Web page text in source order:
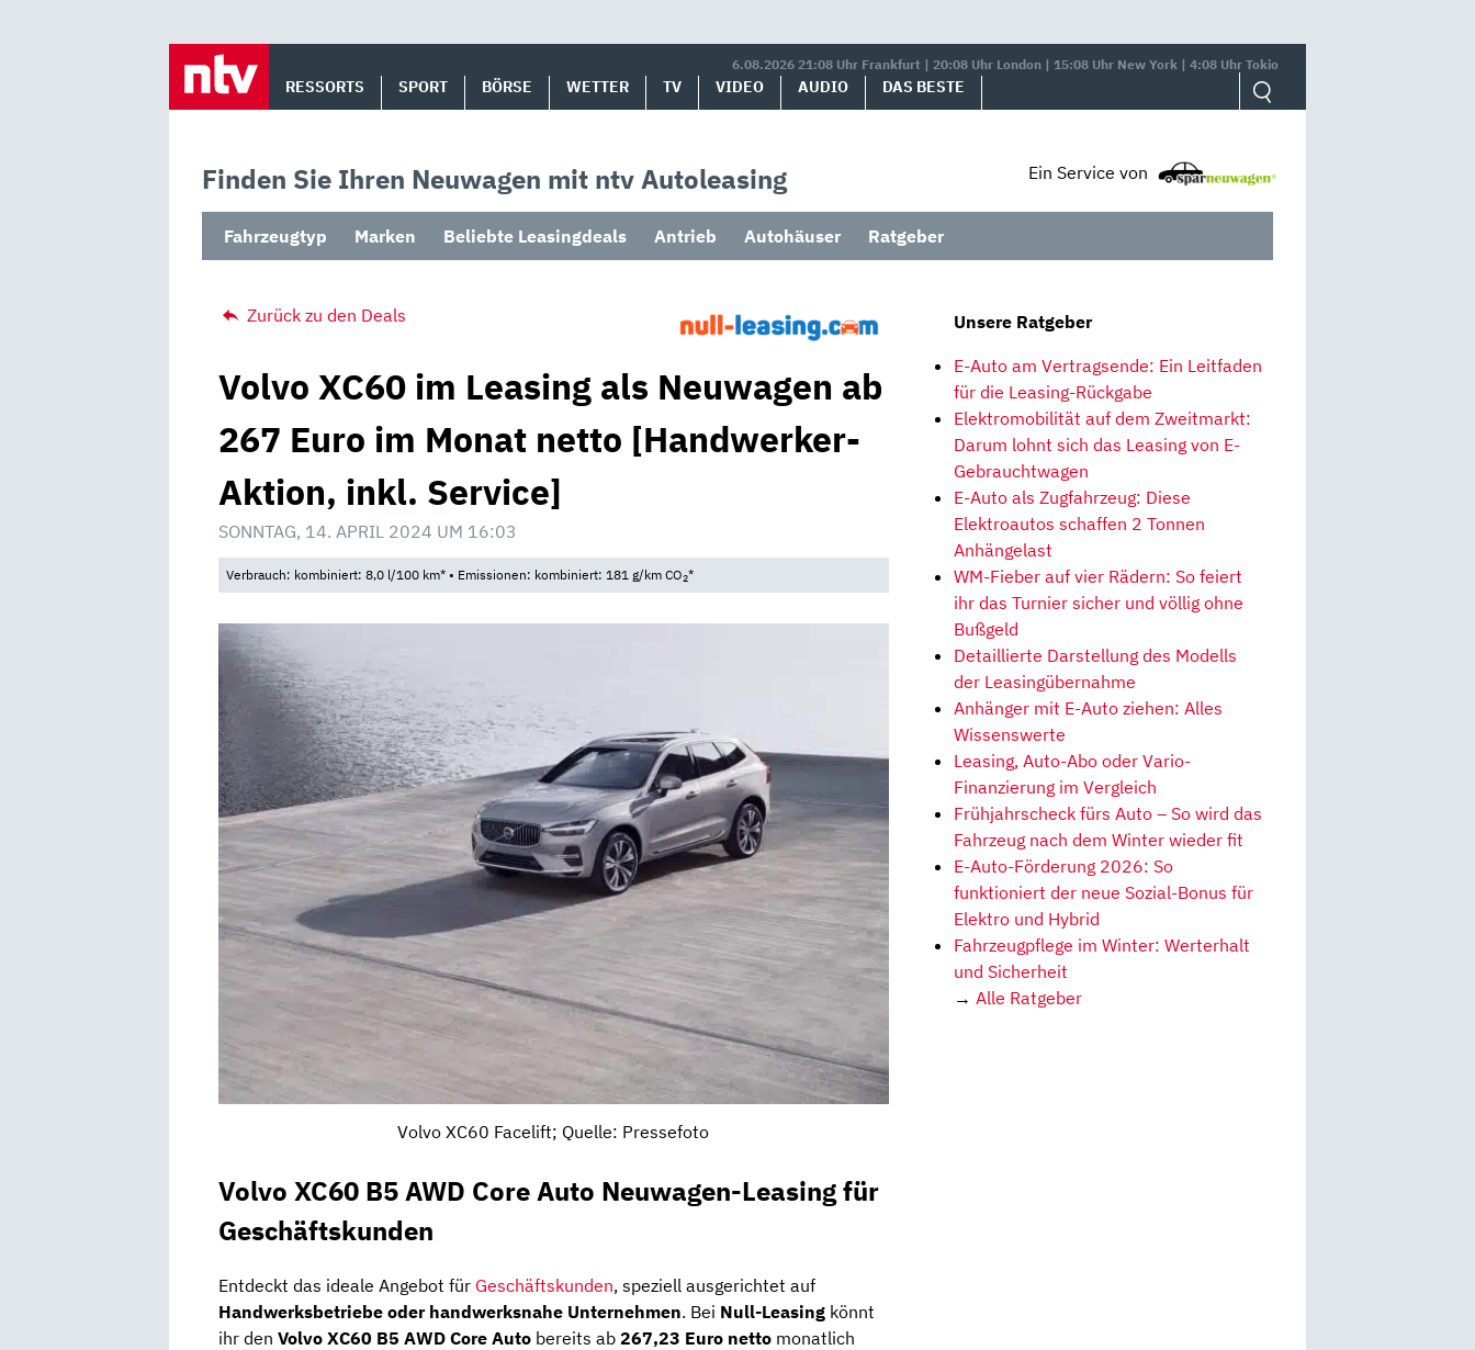
6.08.2026 21:08 Uhr Frankfurt | 20:08 Uhr London | 15:08 Uhr New York | 4:08 Uhr Tokio
RESSORTS SPORT BÖRSE WETTER TV VIDEO AUDIO DAS BESTE
Finden Sie Ihren Neuwagen mit ntv Autoleasing Ein Service von
Fahrzeugtyp Marken Beliebte Leasingdeals Antrieb Autohäuser Ratgeber
Zurück zu den Deals
Volvo XC60 im Leasing als Neuwagen ab
267 Euro im Monat netto [Handwerker-
Aktion, inkl. Service]
SONNTAG, 14. APRIL 2024 UM 16:03
Verbrauch: kombiniert: 8,0 l/100 km* • Emissionen: kombiniert: 181 g/km CO2*
Volvo XC60 Facelift; Quelle: Pressefoto
Volvo XC60 B5 AWD Core Auto Neuwagen-Leasing für
Geschäftskunden
Entdeckt das ideale Angebot für Geschäftskunden, speziell ausgerichtet auf
Handwerksbetriebe oder handwerksnahe Unternehmen. Bei Null-Leasing könnt
ihr den Volvo XC60 B5 AWD Core Auto bereits ab 267,23 Euro netto monatlich
Unsere Ratgeber
E-Auto am Vertragsende: Ein Leitfaden
für die Leasing-Rückgabe
Elektromobilität auf dem Zweitmarkt:
Darum lohnt sich das Leasing von E-
Gebrauchtwagen
E-Auto als Zugfahrzeug: Diese
Elektroautos schaffen 2 Tonnen
Anhängelast
WM-Fieber auf vier Rädern: So feiert
ihr das Turnier sicher und völlig ohne
Bußgeld
Detaillierte Darstellung des Modells
der Leasingübernahme
Anhänger mit E-Auto ziehen: Alles
Wissenswerte
Leasing, Auto-Abo oder Vario-
Finanzierung im Vergleich
Frühjahrscheck fürs Auto – So wird das
Fahrzeug nach dem Winter wieder fit
E-Auto-Förderung 2026: So
funktioniert der neue Sozial-Bonus für
Elektro und Hybrid
Fahrzeugpflege im Winter: Werterhalt
und Sicherheit
→ Alle Ratgeber